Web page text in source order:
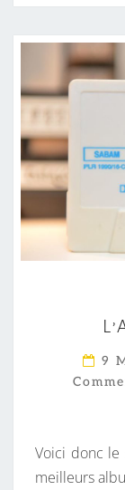
9
Voici donc
meilleurs